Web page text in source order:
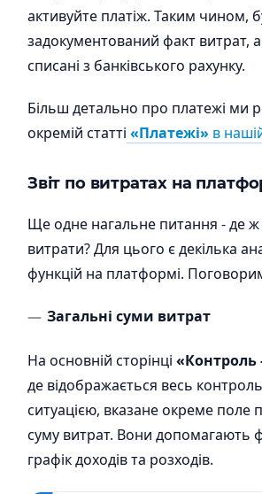
активуйте платіж. Таким чином,
задокументований факт витрат,
списані з банківського рахунку.
Більш детально про платежі ми
окремій статті «Платежі» в
Звіт по витратах на
Ще одне нагальне питання - де ж
витрати? Для цього є декілька
функцій на платформі.
Загальні суми витрат
На основній сторінці «Контроль
де відображається весь
ситуацією, вказане окреме поле
суму витрат. Вони допомагають
графік доходів та розходів.